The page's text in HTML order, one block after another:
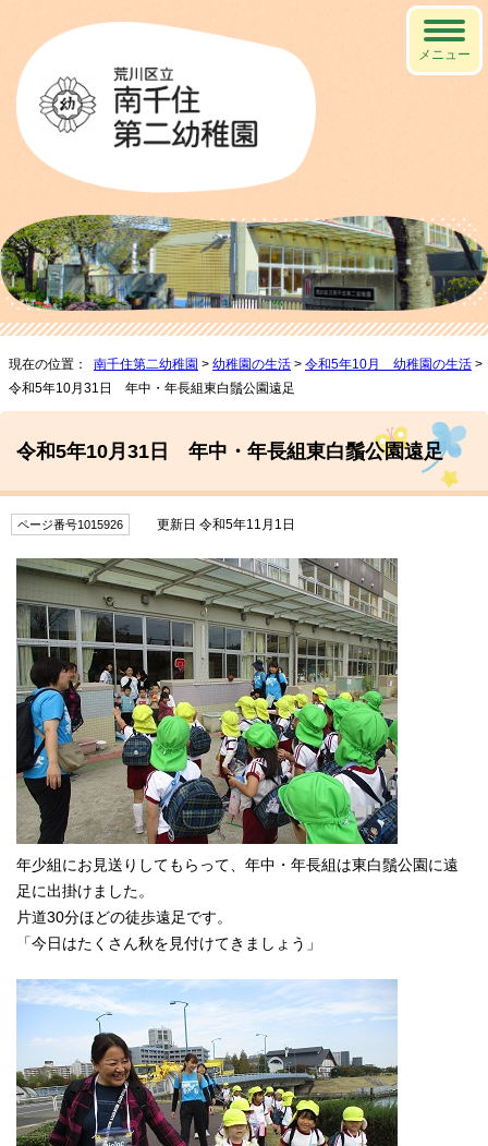
メニュー
現在の位置： 南千住第二幼稚園 > 幼稚園の生活 > 令和5年10月 幼稚園の生活 >
令和5年10月31日 年中・年長組東白鬚公園遠足
令和5年10月31日 年中・年長組東白鬚公園遠足
ページ番号1015926 更新日 令和5年11月1日
年少組にお見送りしてもらって、年中・年長組は東白鬚公園に遠
足に出掛けました。
片道30分ほどの徒歩遠足です。
「今日はたくさん秋を見付けてきましょう」